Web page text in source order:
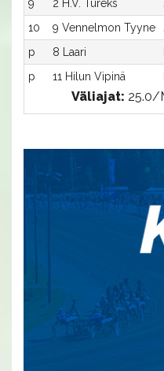
9
2 H.V. Tureks
10
9 Vennelmon Tyyne
p
8 Laari
p
11 Hilun Vipinä
Väliajat: 25.0/